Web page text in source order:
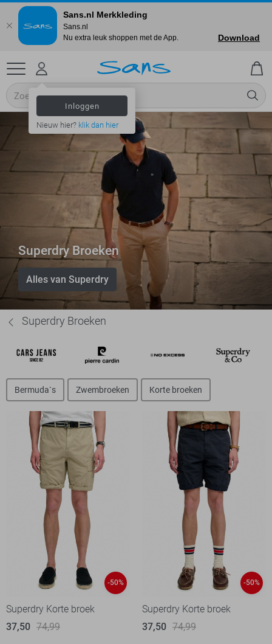
Inloggen
Nieuw hier? klik dan hier
Superdry Broeken
Alles van Superdry
Superdry Broeken
Bermuda`s Zwembroeken Korte broeken
-50%
Superdry Korte broek
37,50 74,99
-50%
Superdry Korte broek
37,50 74,99
Sans.nl Merkkleding
Sans.nl
Nu extra leuk shoppen met de App.
Download